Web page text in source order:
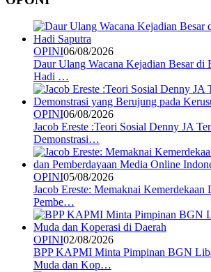
OPINI06/08/2026
Daur Ulang Wacana Kejadian Besar di
Hadi …
OPINI06/08/2026
Jacob Ereste :Teori Sosial Denny JA
Demonstrasi…
OPINI05/08/2026
Jacob Ereste: Memaknai Kemerdekaan
Pembe…
OPINI02/08/2026
BPP KAPMI Minta Pimpinan BGN
Muda dan Kop…